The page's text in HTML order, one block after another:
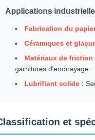
Applications
Fabrication du
Céramiques et
Matériaux de friction
garnitures d'embrayage.
Lubrifiant solide :
et